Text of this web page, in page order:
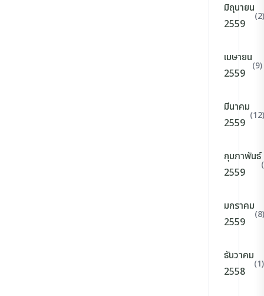
มิถุนายน
2559
(2)
เมษายน
2559
(9)
มีนาคม
2559
(12)
กุมภาพันธ์
2559
มกราคม
2559
(8)
ธันวาคม
2558
(1)